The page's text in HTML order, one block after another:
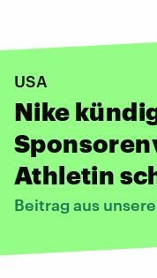
USA
Nike
Athletin
Beitrag aus